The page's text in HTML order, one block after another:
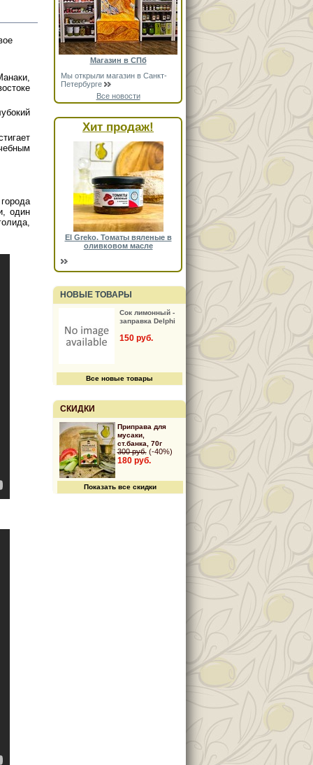
один
Магазин в СПб
Мы открыли магазин в Санкт-
Петербурге
Все новости
Хит продаж!
El Greko. Томаты вяленые в
оливковом масле
НОВЫЕ ТОВАРЫ
Сок лимонный -
заправка Delphi
150 руб.
Все новые товары
СКИДКИ
Приправа для
мусаки,
ст.банка, 70г
300 руб. (-40%)
180 руб.
Показать все скидки